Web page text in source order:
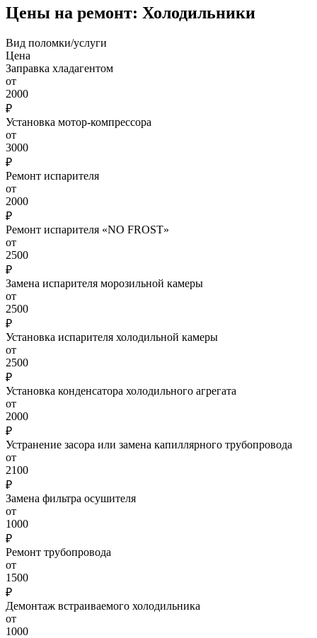
Цены на ремонт: Холодильники
Вид поломки/услуги
Цена
Заправка хладагентом
от
2000
₽
Установка мотор-компрессора
от
3000
₽
Ремонт испарителя
от
2000
₽
Ремонт испарителя «NO FROST»
от
2500
₽
Замена испарителя морозильной камеры
от
2500
₽
Установка испарителя холодильной камеры
от
2500
₽
Установка конденсатора холодильного агрегата
от
2000
₽
Устранение засора или замена капиллярного трубопровода
от
2100
₽
Замена фильтра осушителя
от
1000
₽
Ремонт трубопровода
от
1500
₽
Демонтаж встраиваемого холодильника
от
1000